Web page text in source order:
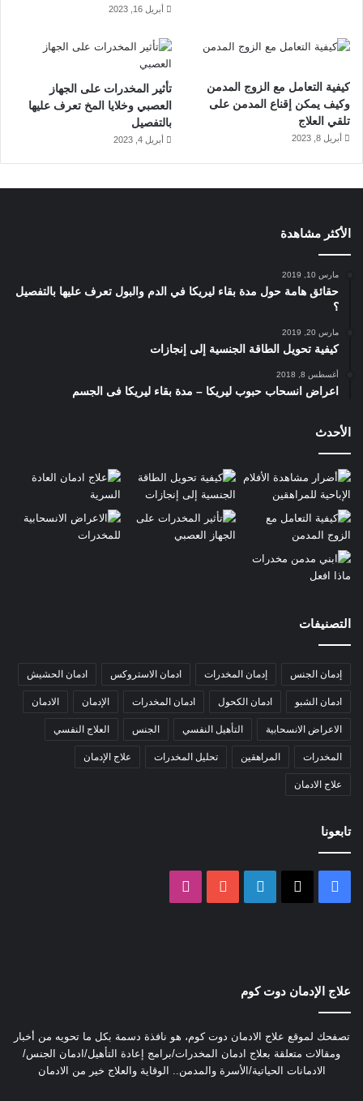
أبريل 16, 2023
كيفية التعامل مع الزوج المدمن
وكيف يمكن إقناع المدمن على
تلقي العلاج
أبريل 8, 2023
تأثير المخدرات على الجهاز
العصبي وخلايا المخ تعرف عليها
بالتفصيل
أبريل 4, 2023
الأكثر مشاهدة
مارس 10, 2019
حقائق هامة حول مدة بقاء ليريكا في الدم والبول تعرف عليها بالتفصيل
؟
مارس 20, 2019
كيفية تحويل الطاقة الجنسية إلى إنجازات
أغسطس 8, 2018
اعراض انسحاب حبوب ليريكا – مدة بقاء ليريكا فى الجسم
الأحدث
التصنيفات
إدمان الجنس إدمان المخدرات ادمان الاستروكس ادمان الحشيش
ادمان الشبو ادمان الكحول ادمان المخدرات الإدمان الادمان
الاعراض الانسحابية التأهيل النفسي الجنس العلاج النفسي
المخدرات المراهقين تحليل المخدرات علاج الإدمان
علاج الادمان
تابعونا
فيسبوك لينكدإن ‫YouTube
علاج الإدمان دوت كوم
تصفحك لموقع علاج الادمان دوت كوم، هو نافذة دسمة بكل ما تحويه من أخبار
ومقالات متعلقة بعلاج ادمان المخدرات/برامج إعادة التأهيل/ادمان الجنس/
الادمانات الحياتية/الأسرة والمدمن.. الوقاية والعلاج خير من الادمان